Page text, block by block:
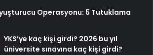
Operasyonu: 5 Tutuklama
YKS’ye kaç kişi girdi? 2026 bu yıl
üniversite sınavına kaç kişi girdi?